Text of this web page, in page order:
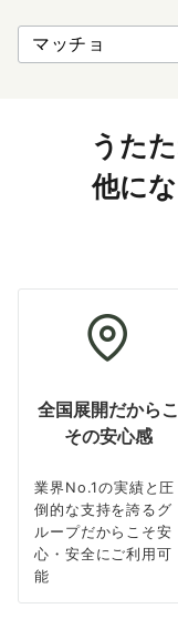
検
索：
うた
他に
全国展開だからこ
その安心感
業界No.1の実績と圧
倒的な支持を誇るグ
ループだからこそ安
心・安全にご利用可
能